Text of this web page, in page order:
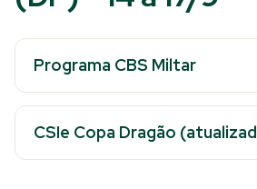
Programa CBS Miltar
CSIe Copa Dragão